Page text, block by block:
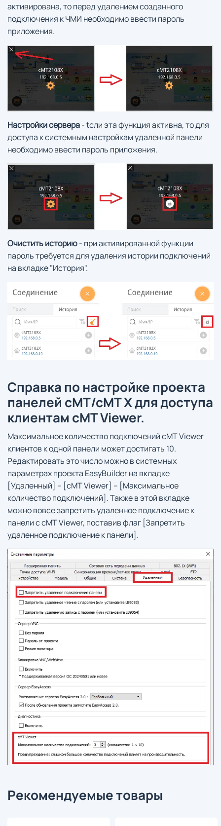
активирована, то перед удалением созданного
подключения к ЧМИ необходимо ввести пароль
приложения.
Настройки сервера- tсли эта функция активна, то для
доступа к системным настройкам удаленной панели
необходимо ввести пароль приложения.
Очистить историю- при активированной функции
пароль требуется для удаления истории подключений
на вкладке "История".
Справка по настройке проекта
панелей cMT/cMT X для доступа
клиентам cMT Viewer.
Максимальное количество подключений cMT Viewer
клиентов к одной панели может достигать 10.
Редактировать это число можно в системных
параметрах проекта EasyBuilder на вкладке
[Удаленный] – [cMT Viewer] – [Максимальное
количество подключений]. Также в этой вкладке
можно вовсе запретить удаленное подключение к
панели с cMT Viewer, поставив флаг [Запретить
удаленное подключение к панели].
Рекомендуемые товары